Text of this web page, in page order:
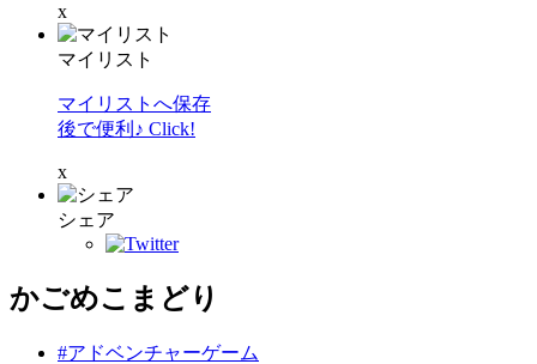
x
マイリスト
マイリストへ保存
後で便利♪ Click!
x
シェア
かごめこまどり
#アドベンチャーゲーム